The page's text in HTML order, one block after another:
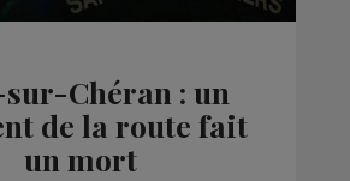
Chéran : un
de la route fait
un mort